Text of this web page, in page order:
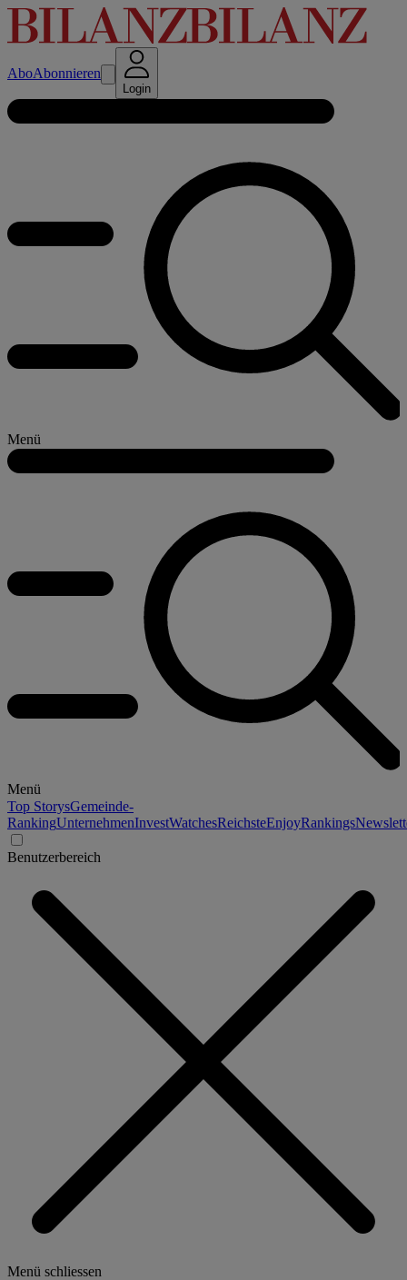
AboAbonnieren
Login
Menü
Menü
Top StorysGemeinde-
RankingUnternehmenInvestWatchesReichsteEnjoyRankings
Benutzerbereich
Menü schliessen